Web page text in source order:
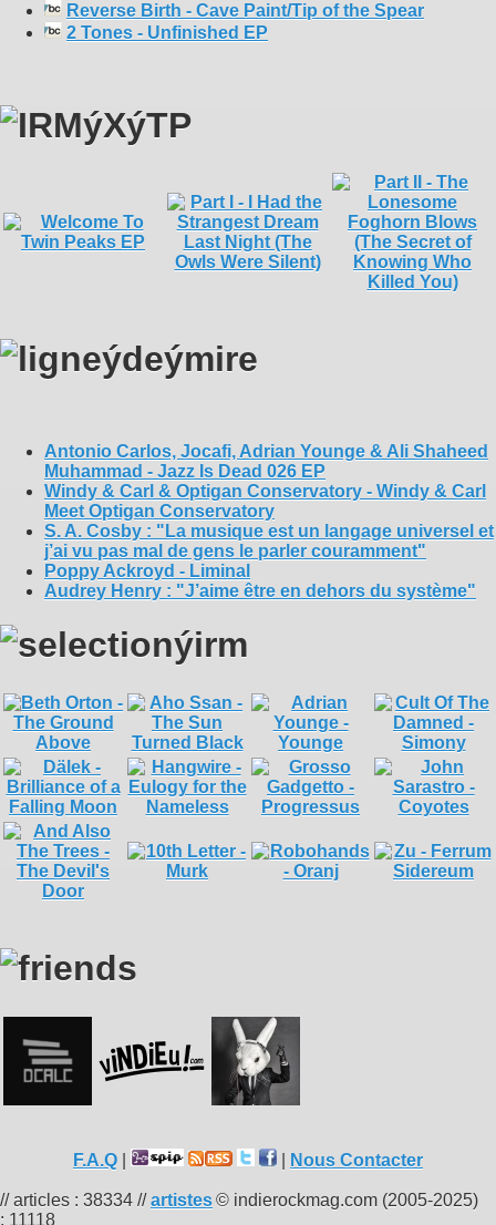
Reverse Birth - Cave Paint/Tip of the Spear
2 Tones - Unfinished EP
Antonio Carlos, Jocafi, Adrian Younge & Ali Shaheed
Muhammad - Jazz Is Dead 026 EP
Windy & Carl & Optigan Conservatory - Windy & Carl
Meet Optigan Conservatory
S. A. Cosby : "La musique est un langage universel et
j’ai vu pas mal de gens le parler couramment"
Poppy Ackroyd - Liminal
Audrey Henry : "J’aime être en dehors du système"
F.A.Q Nous Contacter
© indierockmag.com (2005-2025)
// articles : 38334 //artistes
: 11118